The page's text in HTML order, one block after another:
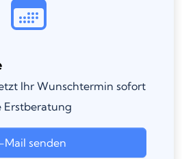
Ihr Wunschtermin sofort
Erstberatung
Mail senden